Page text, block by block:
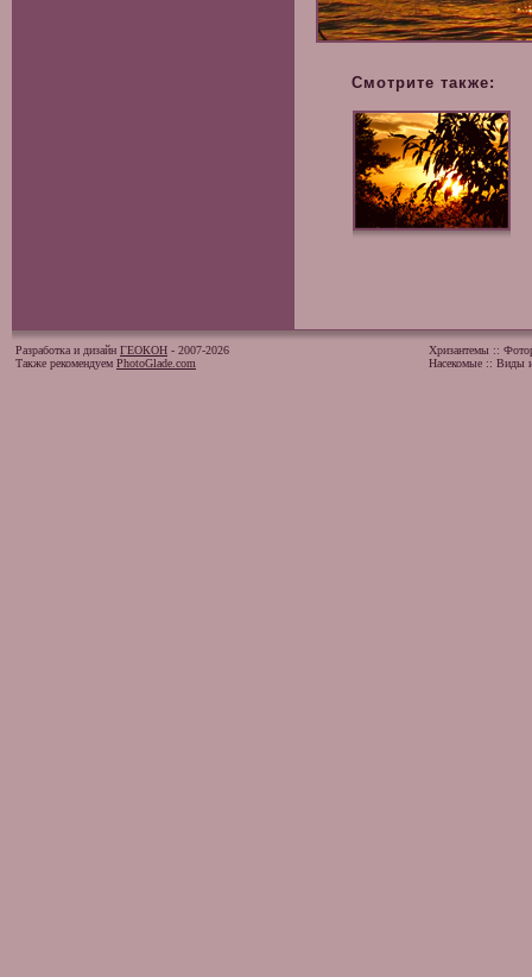
Смотрите также:
Разработка и дизайн ГЕОКОН - 2007-2026
Также рекомендуем PhotoGlade.com
Хризантемы ::
Насекомые :: Виды